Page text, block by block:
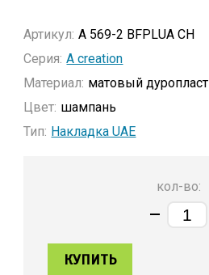
Артикул: A 569-2 BFPLUA CH
Серия: A creation
Материал: матовый дуропласт
Цвет: шампань
Тип: Накладка UAE
кол-во:
КУПИТЬ